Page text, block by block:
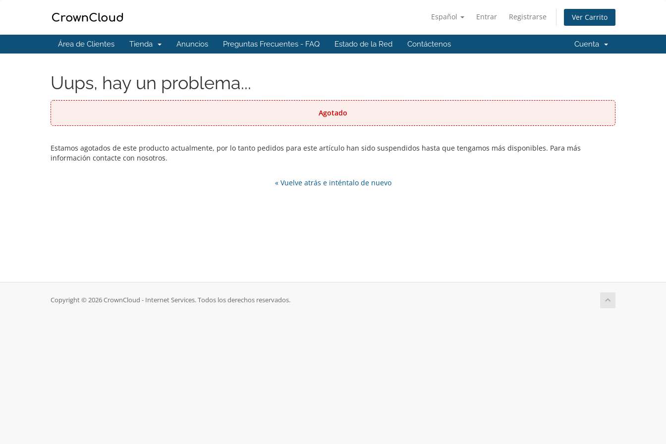
Español Entrar Registrarse Ver Carrito
Área de Clientes Tienda Anuncios Preguntas Frecuentes - FAQ Estado de la Red Contáctenos Cuenta
Uups, hay un problema...
Agotado
Estamos agotados de este producto actualmente, por lo tanto pedidos para este artículo han sido suspendidos hasta que tengamos más disponibles. Para más
información contacte con nosotros.
« Vuelve atrás e inténtalo de nuevo
Copyright © 2026 CrownCloud - Internet Services. Todos los derechos reservados.